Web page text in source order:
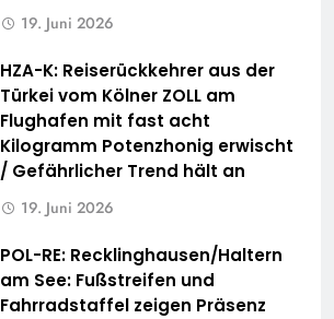
19. Juni 2026
HZA-K: Reiserückkehrer aus der
Türkei vom Kölner ZOLL am
Flughafen mit fast acht
Kilogramm Potenzhonig erwischt
/ Gefährlicher Trend hält an
19. Juni 2026
POL-RE: Recklinghausen/Haltern
am See: Fußstreifen und
Fahrradstaffel zeigen Präsenz